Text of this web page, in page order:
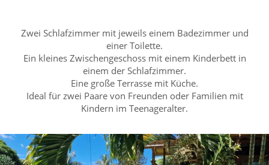
Zwei Schlafzimmer mit jeweils einem Badezimmer und
einer Toilette.
Ein kleines Zwischengeschoss mit einem Kinderbett in
einem der Schlafzimmer.
Eine große Terrasse mit Küche.
Ideal für zwei Paare von Freunden oder Familien mit
Kindern im Teenageralter.